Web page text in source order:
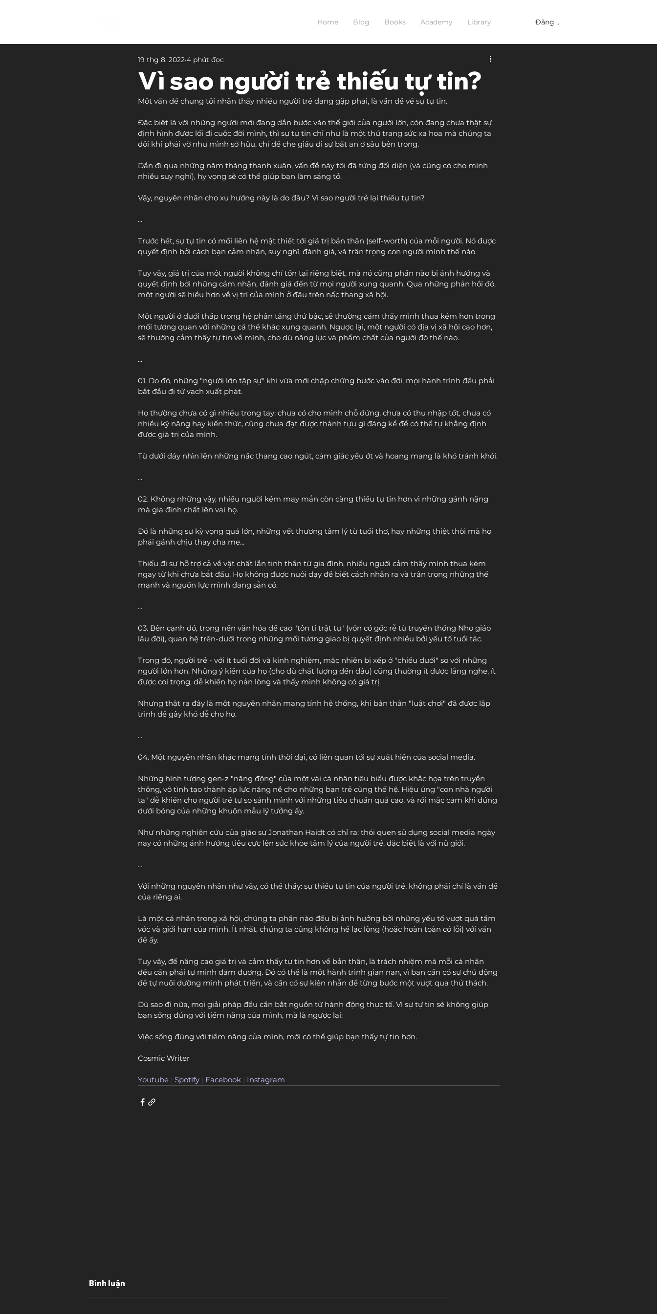
Home Blog Books Academy Library Đăng nhập
Vì sao người trẻ thiếu tự tin?
19 thg 8, 2022 4 phút đọc
Một vấn đề chung tôi nhận thấy nhiều người trẻ đang gặp phải, là vấn đề về sự tự tin.
Đặc biệt là với những người mới đang dần bước vào thế giới của người lớn, còn đang chưa thật sự
định hình được lối đi cuộc đời mình, thì sự tự tin chỉ như là một thứ trang sức xa hoa mà chúng ta
đôi khi phải vờ như mình sở hữu, chỉ để che giấu đi sự bất an ở sâu bên trong.
Dần đi qua những năm tháng thanh xuân, vấn đề này tôi đã từng đối diện (và cũng có cho mình
nhiều suy nghĩ), hy vọng sẽ có thể giúp bạn làm sáng tỏ.
Vậy, nguyên nhân cho xu hướng này là do đâu? Vì sao người trẻ lại thiếu tự tin?
...
Trước hết, sự tự tin có mối liên hệ mật thiết tới giá trị bản thân (self-worth) của mỗi người. Nó được
quyết định bởi cách bạn cảm nhận, suy nghĩ, đánh giá, và trân trọng con người mình thế nào.
Tuy vậy, giá trị của một người không chỉ tồn tại riêng biệt, mà nó cũng phần nào bị ảnh hưởng và
quyết định bởi những cảm nhận, đánh giá đến từ mọi người xung quanh. Qua những phản hồi đó,
một người sẽ hiểu hơn về vị trí của mình ở đâu trên nấc thang xã hội.
Một người ở dưới thấp trong hệ phân tầng thứ bậc, sẽ thường cảm thấy mình thua kém hơn trong
mối tương quan với những cá thể khác xung quanh. Ngược lại, một người có địa vị xã hội cao hơn,
sẽ thường cảm thấy tự tin về mình, cho dù năng lực và phẩm chất của người đó thế nào.
...
01. Do đó, những "người lớn tập sự" khi vừa mới chập chững bước vào đời, mọi hành trình đều phải
bắt đầu đi từ vạch xuất phát.
Họ thường chưa có gì nhiều trong tay: chưa có cho mình chỗ đứng, chưa có thu nhập tốt, chưa có
nhiều kỹ năng hay kiến thức, cũng chưa đạt được thành tựu gì đáng kể để có thể tự khẳng định
được giá trị của mình.
Từ dưới đáy nhìn lên những nấc thang cao ngút, cảm giác yếu ớt và hoang mang là khó tránh khỏi.
...
02. Không những vậy, nhiều người kém may mắn còn càng thiếu tự tin hơn vì những gánh nặng
mà gia đình chất lên vai họ.
Đó là những sự kỳ vọng quá lớn, những vết thương tâm lý từ tuổi thơ, hay những thiệt thòi mà họ
phải gánh chịu thay cha mẹ...
Thiếu đi sự hỗ trợ cả về vật chất lẫn tinh thần từ gia đình, nhiều người cảm thấy mình thua kém
ngay từ khi chưa bắt đầu. Họ không được nuôi dạy để biết cách nhận ra và trân trọng những thế
mạnh và nguồn lực mình đang sẵn có.
...
03. Bên cạnh đó, trong nền văn hóa đề cao "tôn ti trật tự" (vốn có gốc rễ từ truyền thống Nho giáo
lâu đời), quan hệ trên-dưới trong những mối tương giao bị quyết định nhiều bởi yếu tố tuổi tác.
Trong đó, người trẻ - với ít tuổi đời và kinh nghiệm, mặc nhiên bị xếp ở "chiếu dưới" so với những
người lớn hơn. Những ý kiến của họ (cho dù chất lượng đến đâu) cũng thường ít được lắng nghe, ít
được coi trọng, dễ khiến họ nản lòng và thấy mình không có giá trị.
Nhưng thật ra đây là một nguyên nhân mang tính hệ thống, khi bản thân "luật chơi" đã được lập
trình để gây khó dễ cho họ.
...
04. Một nguyên nhân khác mang tính thời đại, có liên quan tới sự xuất hiện của social media.
Những hình tượng gen-z "năng động" của một vài cá nhân tiêu biểu được khắc họa trên truyền
thông, vô tình tạo thành áp lực nặng nề cho những bạn trẻ cùng thế hệ. Hiệu ứng "con nhà người
ta" dễ khiến cho người trẻ tự so sánh mình với những tiêu chuẩn quá cao, và rồi mặc cảm khi đứng
dưới bóng của những khuôn mẫu lý tưởng ấy.
Như những nghiên cứu của giáo sư Jonathan Haidt có chỉ ra: thói quen sử dụng social media ngày
nay có những ảnh hưởng tiêu cực lên sức khỏe tâm lý của người trẻ, đặc biệt là với nữ giới.
...
Với những nguyên nhân như vậy, có thể thấy: sự thiếu tự tin của người trẻ, không phải chỉ là vấn đề
của riêng ai.
Là một cá nhân trong xã hội, chúng ta phần nào đều bị ảnh hưởng bởi những yếu tố vượt quá tầm
vóc và giới hạn của mình. Ít nhất, chúng ta cũng không hề lạc lõng (hoặc hoàn toàn có lỗi) với vấn
đề ấy.
Tuy vậy, để nâng cao giá trị và cảm thấy tự tin hơn về bản thân, là trách nhiệm mà mỗi cá nhân
đều cần phải tự mình đảm đương. Đó có thể là một hành trình gian nan, vì bạn cần có sự chủ động
để tự nuôi dưỡng mình phát triển, và cần có sự kiên nhẫn để từng bước một vượt qua thử thách.
Dù sao đi nữa, mọi giải pháp đều cần bắt nguồn từ hành động thực tế. Vì sự tự tin sẽ không giúp
bạn sống đúng với tiềm năng của mình, mà là ngược lại:
Việc sống đúng với tiềm năng của mình, mới có thể giúp bạn thấy tự tin hơn.
Cosmic Writer
Youtube | Spotify | Facebook | Instagram
Bình luận